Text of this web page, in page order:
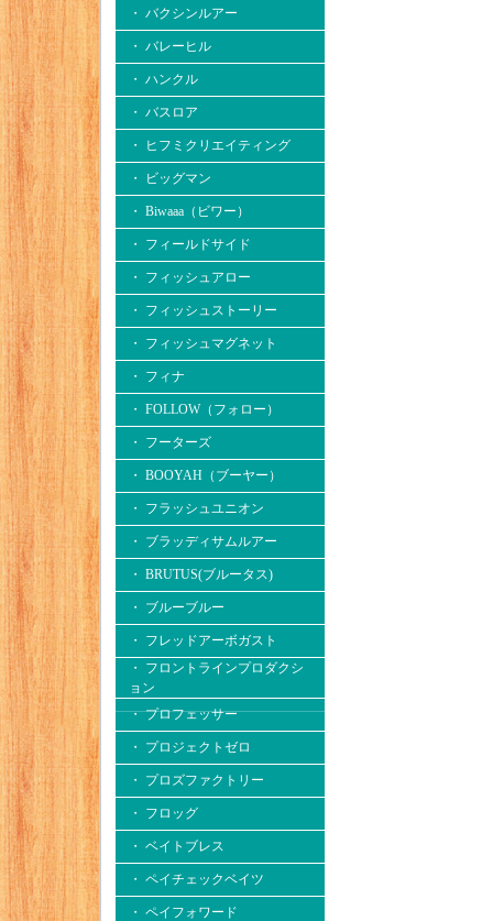
・ バクシンルアー
・ バレーヒル
・ ハンクル
・ バスロア
・ ヒフミクリエイティング
・ ビッグマン
・ Biwaaa（ビワー）
・ フィールドサイド
・ フィッシュアロー
・ フィッシュストーリー
・ フィッシュマグネット
・ フィナ
・ FOLLOW（フォロー）
・ フーターズ
・ BOOYAH（ブーヤー）
・ フラッシュユニオン
・ ブラッディサムルアー
・ BRUTUS(ブルータス)
・ ブルーブルー
・ フレッドアーボガスト
・ フロントラインプロダクシ
ョン
・ プロフェッサー
・ プロジェクトゼロ
・ プロズファクトリー
・ フロッグ
・ ベイトブレス
・ ペイチェックベイツ
・ ペイフォワード